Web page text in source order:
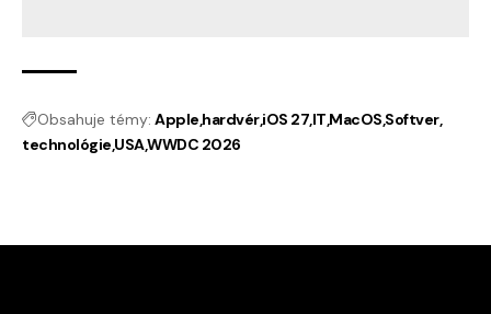
Obsahuje témy: ApplehardvériOS 27ITMacOSSoftver
technológieUSAWWDC 2026